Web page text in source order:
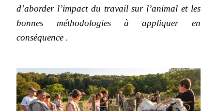
d’aborder l’impact du travail sur l’animal et les
bonnes méthodologies à appliquer en
conséquence .